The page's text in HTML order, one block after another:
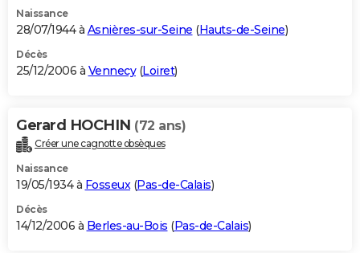
Naissance
28/07/1944 à Asnières-sur-Seine (Hauts-de-Seine)
Décès
25/12/2006 à Vennecy(Loiret)
Gerard HOCHIN (72 ans)
Créer une cagnotte obsèques
Naissance
19/05/1934 à Fosseux(Pas-de-Calais)
Décès
14/12/2006 à Berles-au-Bois (Pas-de-Calais)